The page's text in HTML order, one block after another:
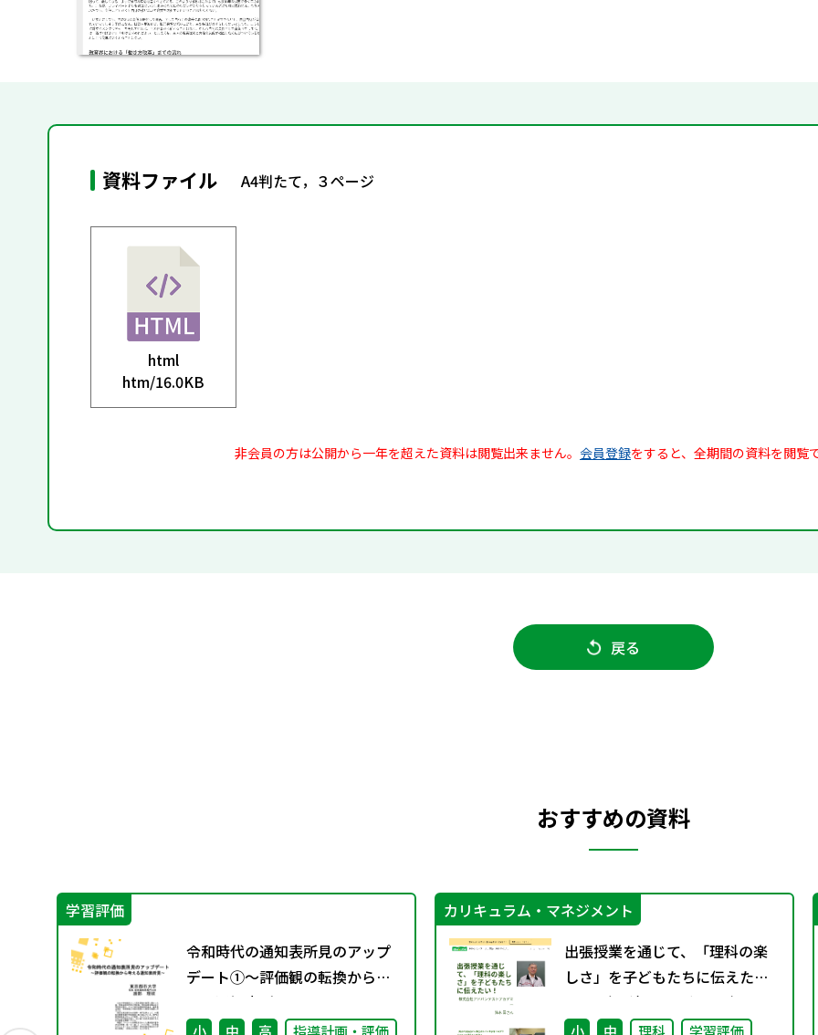
資料ファイル A4判たて，３ページ
html
htm/16.0KB
非会員の方は公開から一年を超えた資料は閲覧出来ません。 会員登録をすると、全期間の資料を閲覧
戻る
おすすめの資料
学習評価
令和時代の通知表所見のアップ
デート①～評価観の転換から考
える通知表所見～
カリキュラム・マネジメント
出張授業を通じて、「理科の楽
しさ」を子どもたちに伝えた
い！ （理科のミカタWeb）